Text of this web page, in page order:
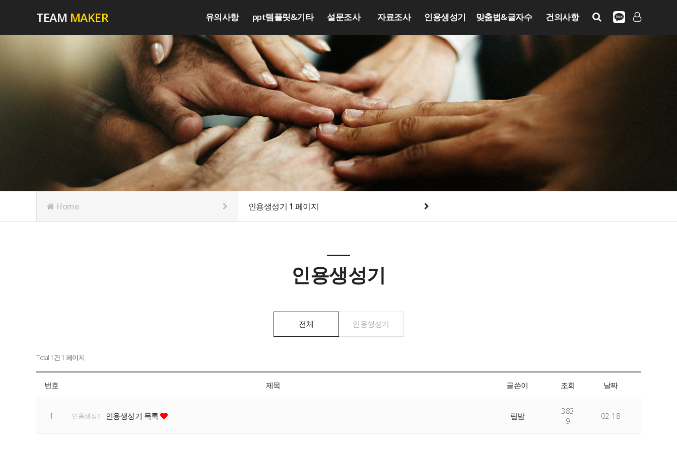
TEAM MAKER 유의사항 ppt템플릿&기타 설문조사 자료조사 인용생성기 맞춤법&글자수 건의사항
Home 인용생성기 1 페이지
인용생성기
전체 인용생성기
Total 1건 1 페이지
번호 제목 글쓴이 조회 날짜
1 인용생성기 인용생성기 목록 립밤
383
9
02-18